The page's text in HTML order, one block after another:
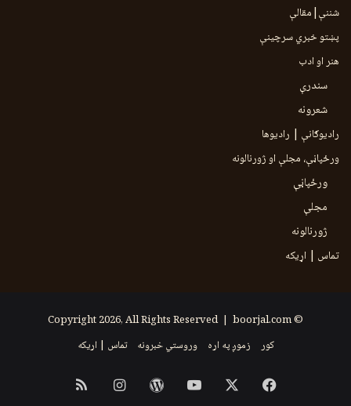
شننې|مقالې
پښتو خبري سرچينې
هنر او ادب
سندرې
شعرونه
رادیوګانې | رادیوها
ورځپاڼې، مجلې او ژورنالونه
ورځپاڼې
مجلې
ژورنالونه
تماس | اړیکه
© Copyright 2026, All Rights Reserved |
boorjal.com
کور
زموږ په اړه وروستي خبرونه تماس | اړیکه
Facebook
YouTube
WordPress
Instagram
RSS